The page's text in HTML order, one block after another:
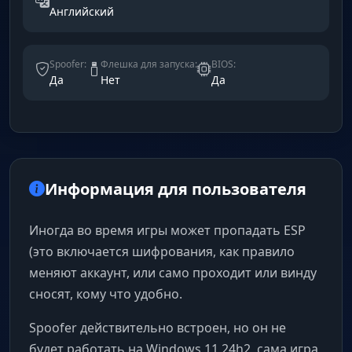
Английский
Spoofer:
Да
Флешка для запуска:
Нет
BIOS:
Да
Информация для пользователя
Иногда во время игры может пропадать ESP
(это включается шифрования, как правило
меняют аккаунт, или само проходит или винду
сносят, кому что удобно.
Spoofer действительно встроен, но он не